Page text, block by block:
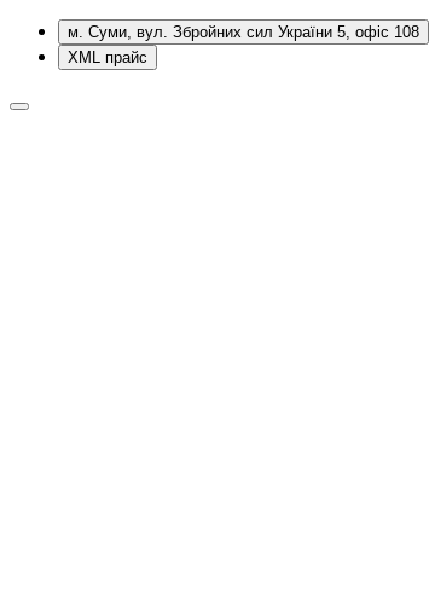
м. Суми, вул. Збройних сил України 5, офіс 108
XML прайс